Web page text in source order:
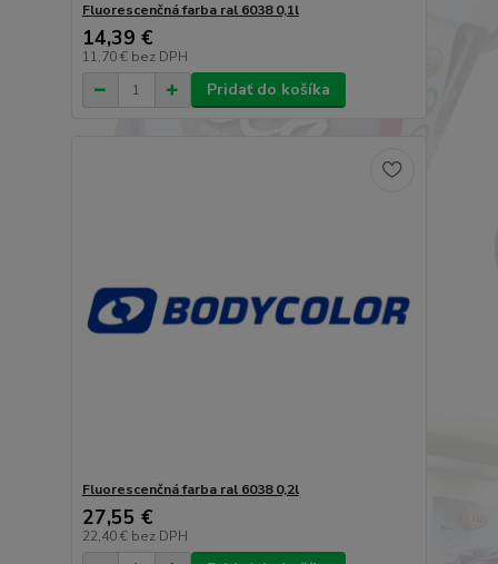
Fluorescenčná farba ral 6038 0,1l
14,39 €
11,70 € bez DPH
Pridať do košíka
Fluorescenčná farba ral 6038 0,2l
27,55 €
22,40 € bez DPH